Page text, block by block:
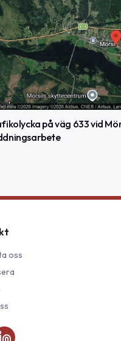
på väg 633 vid
oss